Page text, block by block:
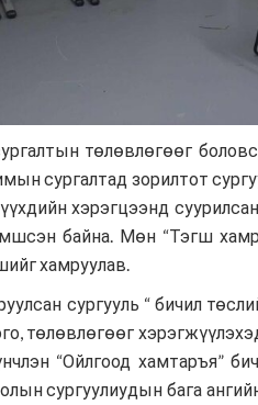
төлөвлөгөөг
сургалтад зорилтот
хэрэгцээнд
байна. Мөн “Тэгш
хамруулав.
сургууль “ бичил
төлөвлөгөөг
“Ойлгоод хамтаръя”
сургуулиудын бага